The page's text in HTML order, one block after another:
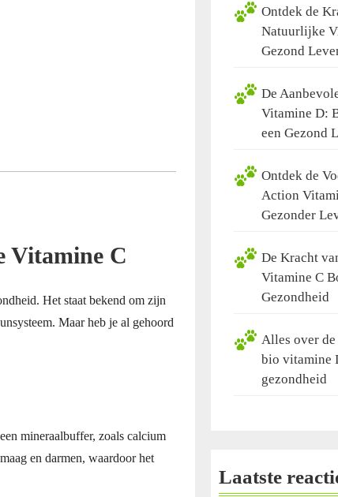
Vitamine C
Het staat bekend om zijn
Maar heb je al gehoord
mineraalbuffer, zoals calcium
en darmen, waardoor het
Ontdek de
Natuurlijke
Gezond
De
Vitamine D:
een Gezond
Ontdek de
Action
Gezonder
De Kracht
Vitamine C
Gezondheid
Alles over
bio vitamine
gezondheid
Laatste